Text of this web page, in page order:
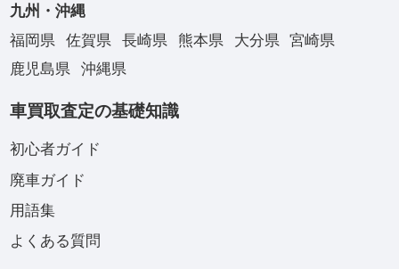
九州・沖縄
福岡県
佐賀県 長崎県 熊本県 大分県
宮崎県
鹿児島県
沖縄県
車買取査定の基礎知識
初心者ガイド
廃車ガイド
用語集
よくある質問